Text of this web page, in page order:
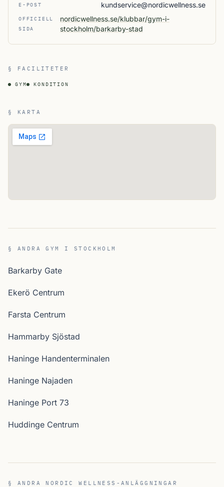
E-POST kundservice@nordicwellness.se
OFFICIELL
SIDA
nordicwellness.se/klubbar/gym-i-
stockholm/barkarby-stad
§ FACILITETER
GYM KONDITION
§ KARTA
§ ANDRA GYM I STOCKHOLM
Barkarby Gate
Ekerö Centrum
Farsta Centrum
Hammarby Sjöstad
Haninge Handenterminalen
Haninge Najaden
Haninge Port 73
Huddinge Centrum
§ ANDRA NORDIC WELLNESS-ANLÄGGNINGAR